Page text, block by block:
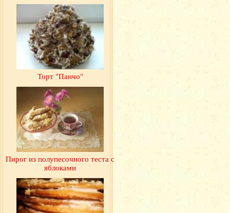
Торт "Панчо"
Пирог из полупесочного теста с
яблоками